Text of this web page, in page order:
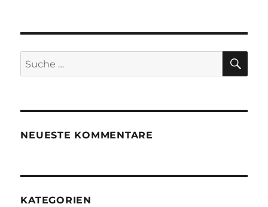
Suche
nach:
NEUESTE KOMMENTARE
KATEGORIEN